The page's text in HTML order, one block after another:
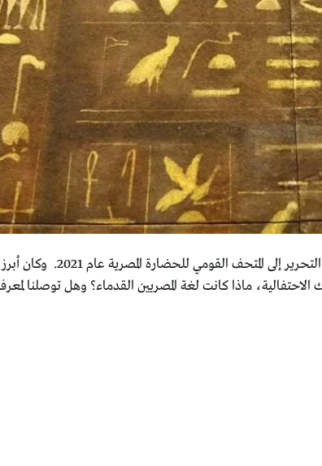
زلزل أرجاء العالم ذلك الحدث الاستثنائي
ماذا كانت لغة المصريين القدماء؟ وهل توصلنا